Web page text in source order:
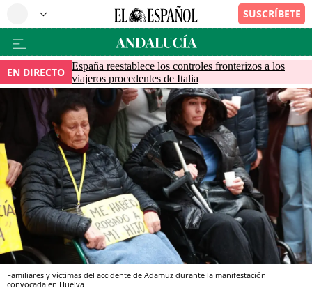
EN DIRECTO España reestablece los controles fronterizos a los
viajeros procedentes de Italia
Familiares y víctimas del accidente de Adamuz durante la manifestación
convocada en Huelva